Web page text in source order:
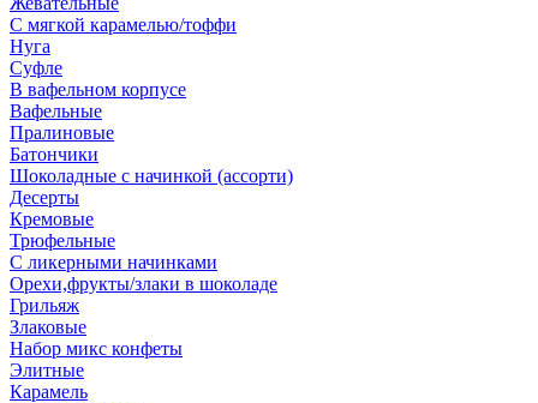
С мягкой карамелью/тоффи
Нуга
Суфле
В вафельном корпусе
Вафельные
Пралиновые
Батончики
Шоколадные с начинкой (ассорти)
Десерты
Кремовые
Трюфельные
С ликерными начинками
Орехи,фрукты/злаки в шоколаде
Грильяж
Злаковые
Набор микс конфеты
Элитные
Карамель